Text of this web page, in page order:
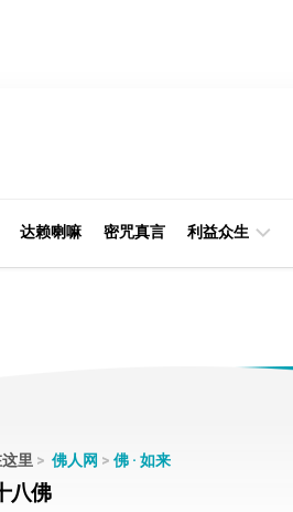
达赖喇嘛 密咒真言 利益众生
里 > 佛人网 > 佛 · 如来
八佛